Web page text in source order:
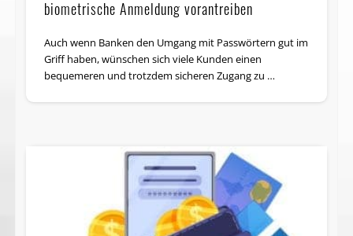
biometrische Anmeldung vorantreiben
Auch wenn Banken den Umgang mit Passwörtern gut im
Griff haben, wünschen sich viele Kunden einen
bequemeren und trotzdem sicheren Zugang zu …